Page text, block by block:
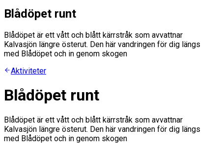
Blådöpet runt
Blådöpet är ett vått och blått kärrstråk som avvattnar
Kalvasjön längre österut. Den här vandringen för dig längs
med Blådöpet och in genom skogen
Aktiviteter
Blådöpet runt
Blådöpet är ett vått och blått kärrstråk som avvattnar
Kalvasjön längre österut. Den här vandringen för dig längs
med Blådöpet och in genom skogen